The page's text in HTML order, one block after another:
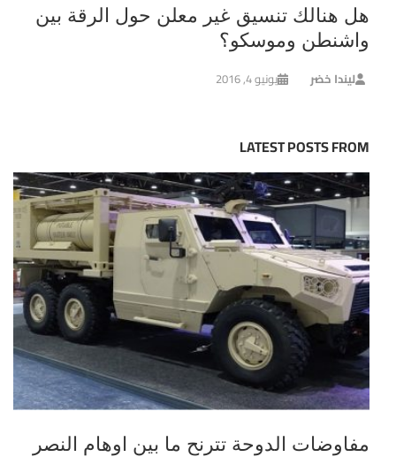
هل هنالك تنسيق غير معلن حول الرقة بين
واشنطن وموسكو؟
ليندا خضر يونيو 4, 2016
LATEST POSTS FROM
مفاوضات الدوحة تترنح ما بين اوهام النصر